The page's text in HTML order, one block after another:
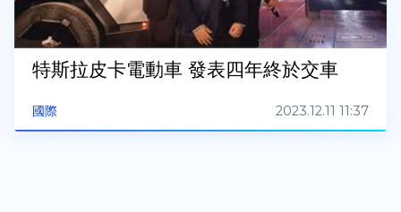
國際
特斯拉皮卡電動車 發表四年終於交車
2023.12.11 11:37